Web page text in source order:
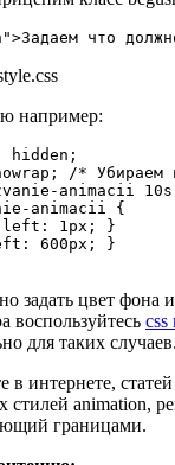
что
например:
hidden;
/* Убираем
animacii
animacii {
1px; }
600px; }
задать цвет фона
воспользуйтесь css
для таких случаев.
в интернете,
стилей animation,
границами.